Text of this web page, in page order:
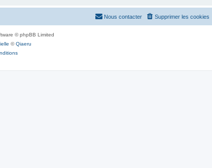
Supprimer les cookies
Nous contacter
© phpBB Limited
©Qiaeru